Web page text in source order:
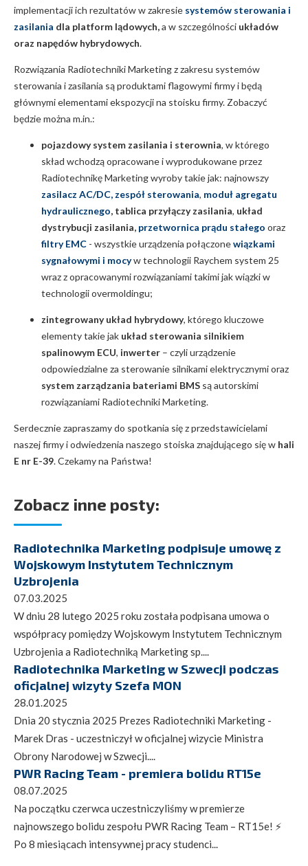
implementacji ich rezultatów w zakresie systemów sterowania i
zasilania dla platform lądowych,a w szczególności układów
oraz napędów hybrydowych.
Rozwiązania Radiotechniki Marketing z zakresu systemów
sterowania i zasilania są produktami flagowymi firmy i będą
głównymi elementami ekspozycji na stoisku firmy. Zobaczyć
będzie można m.in.:
pojazdowy system zasilania i sterownia, w którego
skład wchodzą opracowane i wyprodukowane przez
Radiotechnikę Marketing wyroby takie jak: najnowszy
zasilacz AC/DC, zespół sterowania, moduł agregatu
hydraulicznego, tablica przyłączy zasilania, układ
dystrybucji zasilania, przetwornica prądu stałego oraz
filtry EMC - wszystkie urządzenia połączonewiązkami
sygnałowymi i mocyw technologii Raychem system 25
wraz z opracowanymi rozwiązaniami takimi jak wiązki w
technologii overmoldingu;
zintegrowany układ hybrydowy, którego kluczowe
elementy takie jak układ sterowania silnikiem
spalinowym ECU, inwerter – czyli urządzenie
odpowiedzialne za sterowanie silnikami elektrycznymi oraz
system zarządzania bateriami BMS są autorskimi
rozwiązaniami Radiotechniki Marketing.
Serdecznie zapraszamy do spotkania się z przedstawicielami
naszej firmy i odwiedzenia naszego stoiska znajdującego się w hali
E nr E-39. Czekamy na Państwa!
Zobacz inne posty:
Radiotechnika Marketing podpisuje umowę z
Wojskowym Instytutem Technicznym
Uzbrojenia
07.03.2025
W dniu 28 lutego 2025 roku została podpisana umowa o
współpracy pomiędzy Wojskowym Instytutem Technicznym
Uzbrojenia a Radiotechniką Marketing sp....
Radiotechnika Marketing w Szwecji podczas
oficjalnej wizyty Szefa MON
28.01.2025
Dnia 20 stycznia 2025 Prezes Radiotechniki Marketing -
Marek Dras - uczestniczył w oficjalnej wizycie Ministra
Obrony Narodowej w Szwecji....
PWR Racing Team - premiera bolidu RT15e
08.07.2025
Na początku czerwca uczestniczyliśmy w premierze
najnowszego bolidu zespołu PWR Racing Team – RT15e! ⚡️
Po 8 miesiącach intensywnej pracy studenci...